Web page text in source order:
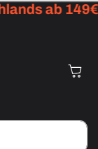
ab 149€
Cart